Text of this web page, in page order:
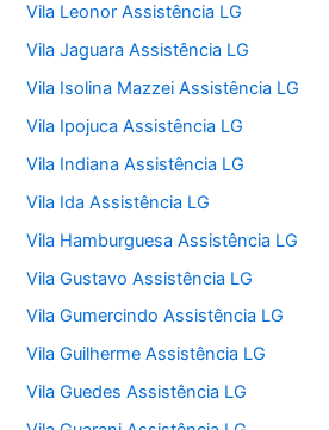
Vila Leonor Assistência LG
Vila Jaguara Assistência LG
Vila Isolina Mazzei Assistência LG
Vila Ipojuca Assistência LG
Vila Indiana Assistência LG
Vila Ida Assistência LG
Vila Hamburguesa Assistência LG
Vila Gustavo Assistência LG
Vila Gumercindo Assistência LG
Vila Guilherme Assistência LG
Vila Guedes Assistência LG